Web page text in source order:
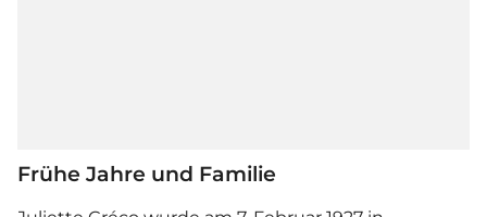
Frühe Jahre und Familie